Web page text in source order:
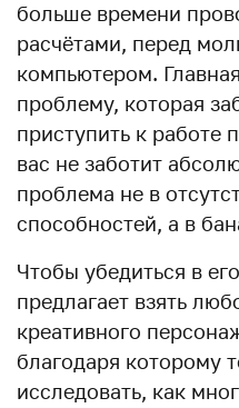
больше времени
расчётами, перед
компьютером.
проблему, которая
приступить к работе
вас не заботит
проблема не в
способностей, а в
Чтобы убедиться в
предлагает взять
креативного
благодаря которому
исследовать, как